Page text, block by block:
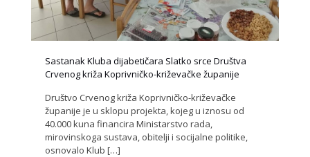
Sastanak Kluba dijabetičara Slatko srce Društva
Crvenog križa Koprivničko-križevačke županije
Društvo Crvenog križa Koprivničko-križevačke
županije je u sklopu projekta, kojeg u iznosu od
40.000 kuna financira Ministarstvo rada,
mirovinskoga sustava, obitelji i socijalne politike,
osnovalo Klub […]